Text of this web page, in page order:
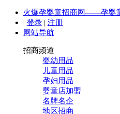
火爆孕婴童招商网——孕婴
| 登录 | 注册
网站导航
招商频道
婴幼用品
儿童用品
孕妇用品
婴童店加盟
名牌名企
地区招商